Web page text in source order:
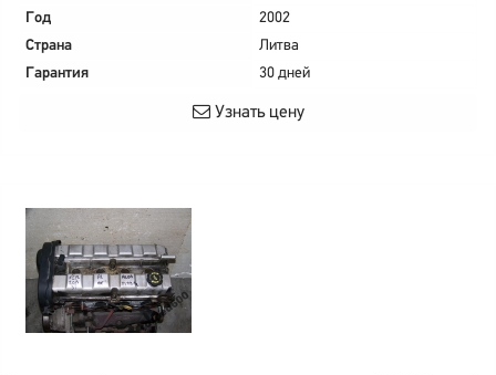
Год
2002
Страна
Литва
Гарантия
30 дней
Узнать цену